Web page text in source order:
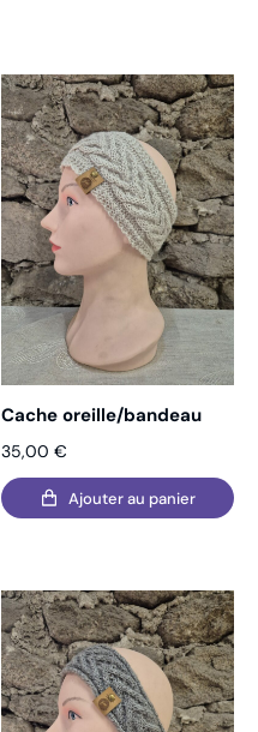
Cache oreille/bandeau
35,00 €
Ajouter au panier